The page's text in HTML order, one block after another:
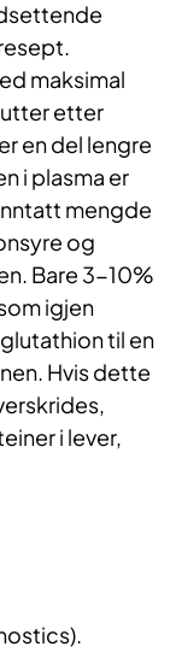
maksimal
etter
en del lengre
i plasma er
mengde
og
Bare 3-10%
igjen
til en
Hvis dette
i lever,